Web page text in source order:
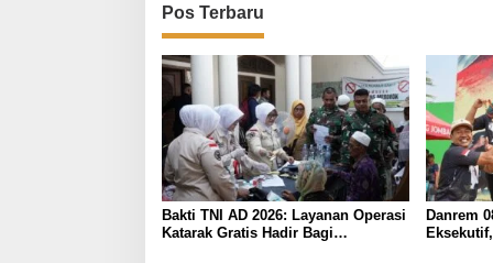
a
s
i
p
o
s
Pos Terbaru
Bakti TNI AD 2026: Layanan Operasi
Katarak Gratis Hadir Bagi
Danrem